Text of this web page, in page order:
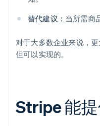
替代建议： 当所需商
对于大多数企业来说，
但可以实现的。
Stripe 能